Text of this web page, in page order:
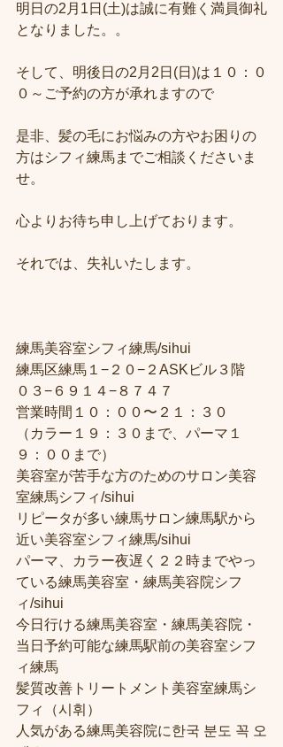
明日の2月1日(土)は誠に有難く満員御礼
となりました。。
そして、明後日の2月2日(日)は１０：０
０～ご予約の方が承れますので
是非、髪の毛にお悩みの方やお困りの
方はシフィ練馬までご相談くださいま
せ。
心よりお待ち申し上げております。
それでは、失礼いたします。
練馬美容室シフィ練馬/sihui
練馬区練馬１−２０−２ASKビル３階
０３−６９１４−８７４７
営業時間１０：００〜２１：３０
（カラー１９：３０まで、パーマ１
９：００まで）
美容室が苦手な方のためのサロン美容
室練馬シフィ/sihui
リピータが多い練馬サロン練馬駅から
近い美容室シフィ練馬/sihui
パーマ、カラー夜遅く２２時までやっ
ている練馬美容室・練馬美容院シフ
ィ/sihui
今日行ける練馬美容室・練馬美容院・
当日予約可能な練馬駅前の美容室シフ
ィ練馬
髪質改善トリートメント美容室練馬シ
フィ（시휘）
人気がある練馬美容院に한국 분도 꼭 오